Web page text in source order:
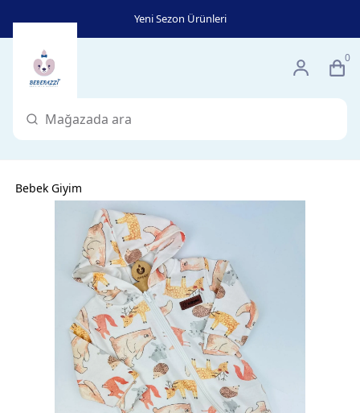
Yeni Sezon Ürünleri
0
Bebek Giyim